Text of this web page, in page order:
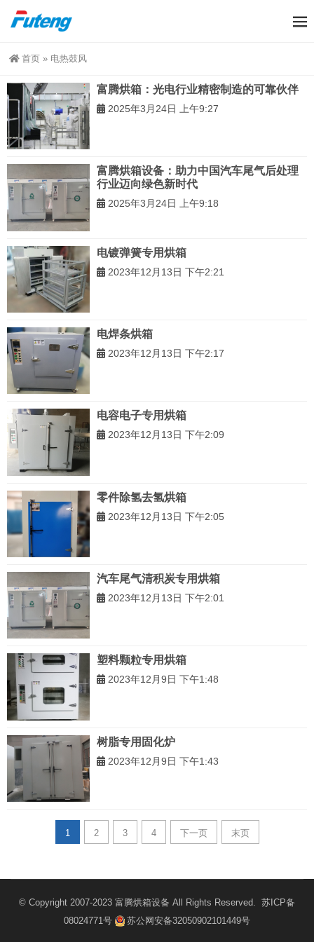
首页 » 电热鼓风
富腾烘箱：光电行业精密制造的可靠伙伴
2025年3月24日 上午9:27
富腾烘箱设备：助力中国汽车尾气后处理
行业迈向绿色新时代
2025年3月24日 上午9:18
电镀弹簧专用烘箱
2023年12月13日 下午2:21
电焊条烘箱
2023年12月13日 下午2:17
电容电子专用烘箱
2023年12月13日 下午2:09
零件除氢去氢烘箱
2023年12月13日 下午2:05
汽车尾气清积炭专用烘箱
2023年12月13日 下午2:01
塑料颗粒专用烘箱
2023年12月9日 下午1:48
树脂专用固化炉
2023年12月9日 下午1:43
1 2 3 4 下一页 末页
© Copyright 2007-2023 富腾烘箱设备 All Rights Reserved. 苏ICP备
08024771号
苏公网安备32050902101449号